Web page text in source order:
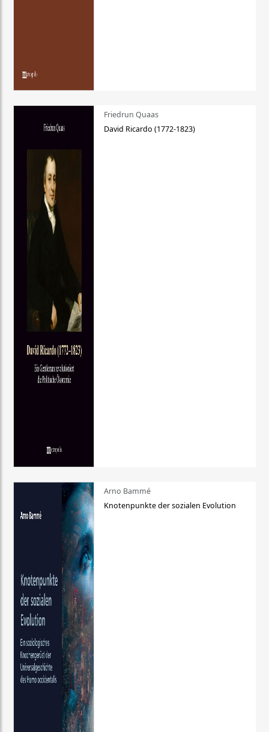
Friedrun Quaas
David Ricardo (1772-1823)
Arno Bammé
Knotenpunkte der sozialen Evolution